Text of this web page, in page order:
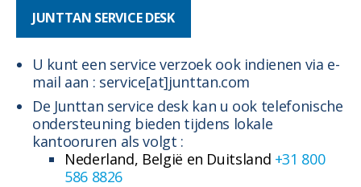
JUNTTAN SERVICE DESK
U kunt een service verzoek ook indienen via e-
mail aan : service[at]junttan.com
De Junttan service desk kan u ook telefonische
ondersteuning bieden tijdens lokale
kantooruren als volgt :
Nederland, België en Duitsland +31 800
586 8826